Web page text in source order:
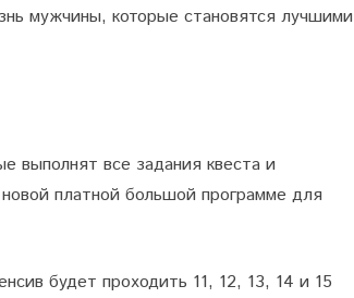
мужчины, которые становятся лучшими
все задания квеста и
платной большой программе для
будет проходить 11, 12, 13, 14 и 15